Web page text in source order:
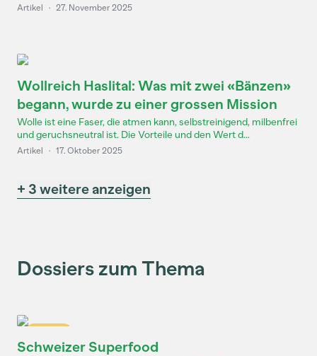
Artikel · 27. November 2025
Wollreich Haslital: Was mit zwei «Bänzen»
begann, wurde zu einer grossen Mission
Wolle ist eine Faser, die atmen kann, selbstreinigend, milbenfrei
und geruchsneutral ist. Die Vorteile und den Wert d...
Artikel · 17. Oktober 2025
+ 3 weitere anzeigen
Dossiers zum Thema
Schweizer Superfood